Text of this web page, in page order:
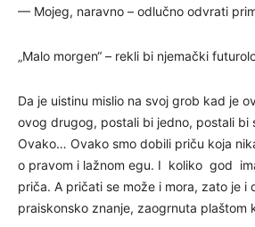
— Mojeg, naravno – odlučno odvrati
„Malo morgen“ – rekli bi njemački
Da je uistinu mislio na svoj grob kad je
ovog drugog, postali bi jedno, postali bi
Ovako… Ovako smo dobili priču koja
o pravom i lažnom egu. I koliko god
priča. A pričati se može i mora, zato je i
praiskonsko znanje, zaogrnuta plaštom